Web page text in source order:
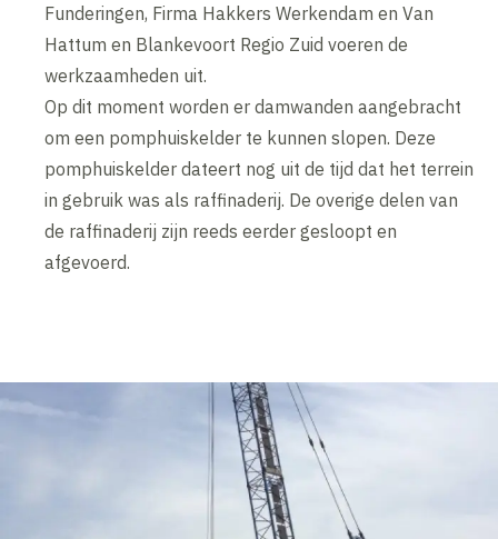
Funderingen, Firma Hakkers Werkendam en Van
Hattum en Blankevoort Regio Zuid voeren de
werkzaamheden uit.
Op dit moment worden er damwanden aangebracht
om een pomphuiskelder te kunnen slopen. Deze
pomphuiskelder dateert nog uit de tijd dat het terrein
in gebruik was als raffinaderij. De overige delen van
de raffinaderij zijn reeds eerder gesloopt en
afgevoerd.